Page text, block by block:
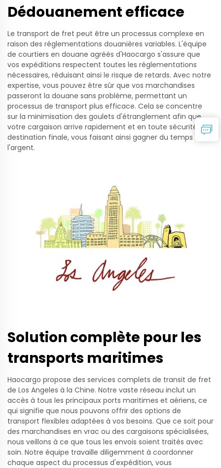
Dédouanement efficace
Le transport de fret peut être un processus complexe en
raison des réglementations douanières variables. L'équipe
de courtiers en douane agréés d'Haocargo s'assure que
vos expéditions respectent toutes les réglementations
nécessaires, réduisant ainsi le risque de retards. Avec notre
expertise, vous pouvez être sûr que vos marchandises
passeront la douane sans problème, permettant un
processus de transport plus efficace. Cela se concentre
sur la minimisation des goulets d'étranglement afin que
votre cargaison arrive rapidement et en toute sécurité à sa
destination finale, vous faisant ainsi gagner du temps et de
l'argent.
Solution complète pour les
transports maritimes
Haocargo propose des services complets de transit de fret
de Los Angeles à la Chine. Notre vaste réseau inclut un
accès à tous les principaux ports maritimes et aériens, ce
qui signifie que nous pouvons offrir des options de
transport flexibles adaptées à vos besoins. Que ce soit pour
des marchandises en vrac ou des cargaisons spécialisées,
nous veillons à ce que tous les envois soient traités avec
soin. Notre équipe travaille diligemment à coordonner
chaque aspect du processus d'expédition, vous